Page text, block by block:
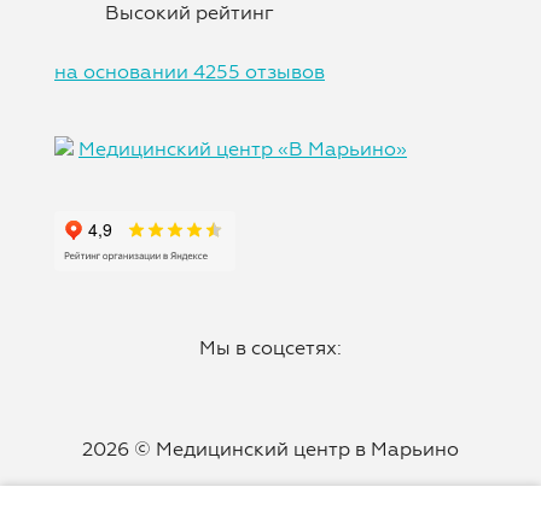
Высокий рейтинг
на основании 4255 отзывов
Медицинский центр «В Марьино»
2026 © Медицинский центр в Марьино
Мы в соцсетях: